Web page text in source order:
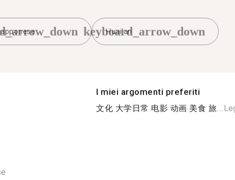
Huai'an
keyboard_arrow_down
I miei argomenti preferiti
文化 大学日常 电影 动画 美食 旅...